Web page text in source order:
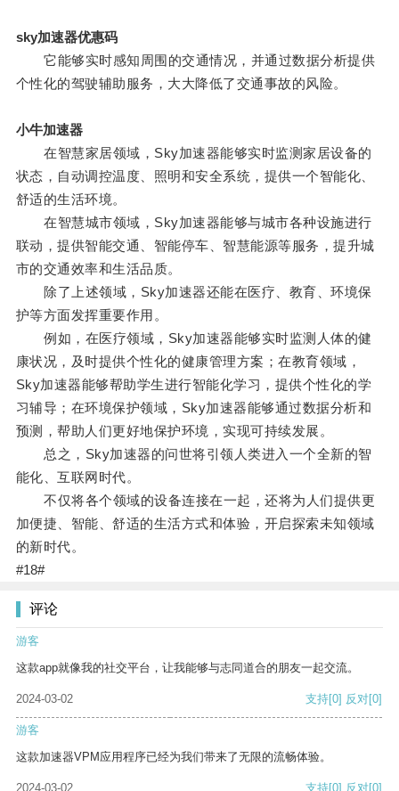
sky加速器优惠码
它能够实时感知周围的交通情况，并通过数据分析提供
个性化的驾驶辅助服务，大大降低了交通事故的风险。
小牛加速器
在智慧家居领域，Sky加速器能够实时监测家居设备的
状态，自动调控温度、照明和安全系统，提供一个智能化、
舒适的生活环境。
在智慧城市领域，Sky加速器能够与城市各种设施进行
联动，提供智能交通、智能停车、智慧能源等服务，提升城
市的交通效率和生活品质。
除了上述领域，Sky加速器还能在医疗、教育、环境保
护等方面发挥重要作用。
例如，在医疗领域，Sky加速器能够实时监测人体的健
康状况，及时提供个性化的健康管理方案；在教育领域，
Sky加速器能够帮助学生进行智能化学习，提供个性化的学
习辅导；在环境保护领域，Sky加速器能够通过数据分析和
预测，帮助人们更好地保护环境，实现可持续发展。
总之，Sky加速器的问世将引领人类进入一个全新的智
能化、互联网时代。
不仅将各个领域的设备连接在一起，还将为人们提供更
加便捷、智能、舒适的生活方式和体验，开启探索未知领域
的新时代。
#18#
评论
游客
这款app就像我的社交平台，让我能够与志同道合的朋友一起交流。
2024-03-02 支持[0] 反对[0]
游客
这款加速器VPM应用程序已经为我们带来了无限的流畅体验。
2024-03-02 支持[0] 反对[0]